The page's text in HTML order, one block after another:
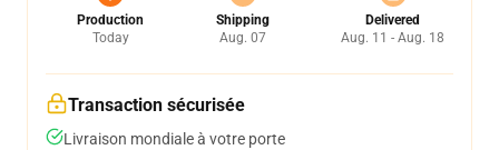
Production
Today
Shipping
Aug. 07
Delivered
Aug. 11 - Aug. 18
Transaction sécurisée
Livraison mondiale à votre porte